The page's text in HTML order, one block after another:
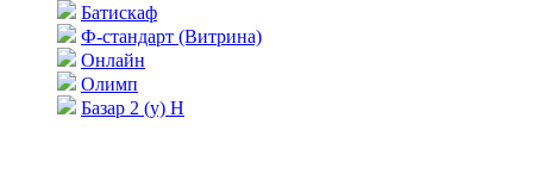
Батискаф
Ф-стандарт (Витрина)
Онлайн
Олимп
Базар 2 (у) Н